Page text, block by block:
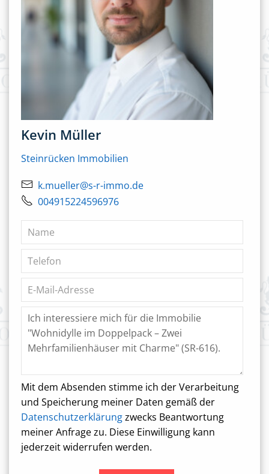
Kevin Müller
Steinrücken Immobilien
k.mueller@s-r-immo.de
004915224596976
Mit dem Absenden stimme ich der Verarbeitung
und Speicherung meiner Daten gemäß der
Datenschutzerklärungzwecks Beantwortung
meiner Anfrage zu. Diese Einwilligung kann
jederzeit widerrufen werden.